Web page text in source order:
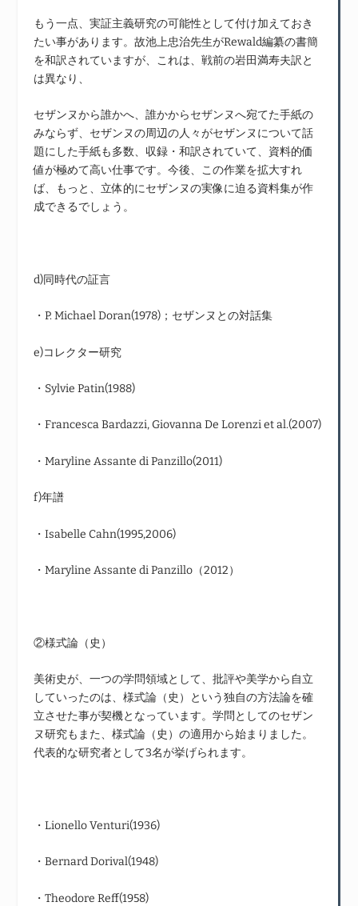
もう一点、実証主義研究の可能性として付け加えておき
たい事があります。故池上忠治先生がRewald編纂の書簡
を和訳されていますが、これは、戦前の岩田満寿夫訳と
は異なり、
セザンヌから誰かへ、誰かからセザンヌへ宛てた手紙の
みならず、セザンヌの周辺の人々がセザンヌについて話
題にした手紙も多数、収録・和訳されていて、資料的価
値が極めて高い仕事です。今後、この作業を拡大すれ
ば、もっと、立体的にセザンヌの実像に迫る資料集が作
成できるでしょう。
d)同時代の証言
・P. Michael Doran(1978)；セザンヌとの対話集
e)コレクター研究
・Sylvie Patin(1988)
・Francesca Bardazzi, Giovanna De Lorenzi et al.(2007)
・Maryline Assante di Panzillo(2011)
f)年譜
・Isabelle Cahn(1995,2006)
・Maryline Assante di Panzillo（2012）
②様式論（史）
美術史が、一つの学問領域として、批評や美学から自立
していったのは、様式論（史）という独自の方法論を確
立させた事が契機となっています。学問としてのセザン
ヌ研究もまた、様式論（史）の適用から始まりました。
代表的な研究者として3名が挙げられます。
・Lionello Venturi(1936)
・Bernard Dorival(1948)
・Theodore Reff(1958)